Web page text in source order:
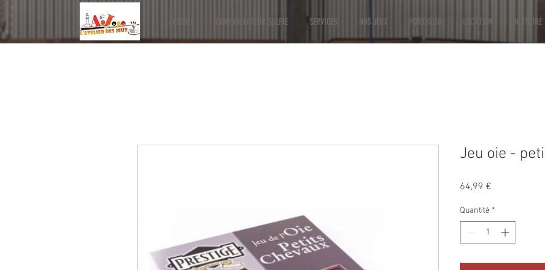
ACCUEIL CONFIGURATEUR SULPIE SERVICES NOS JEUX PORTFOLIO LOCATION HISTOIRE
Jeu oie -
64,99 €
Quantité *